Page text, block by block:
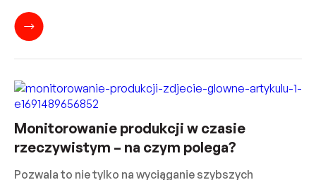
Monitorowanie produkcji w czasie
rzeczywistym – na czym polega?
Pozwala to nie tylko na wyciąganie szybszych